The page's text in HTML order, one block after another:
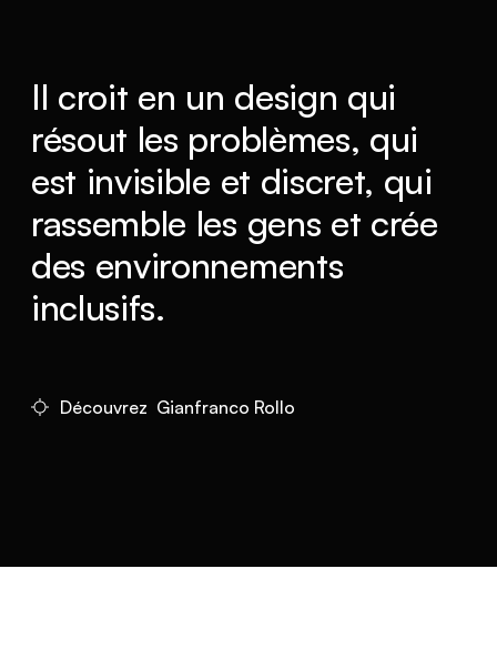
Il croit en un design qui
résout les problèmes, qui
est invisible et discret, qui
rassemble les gens et crée
des environnements
inclusifs.
Découvrez Gianfranco Rollo